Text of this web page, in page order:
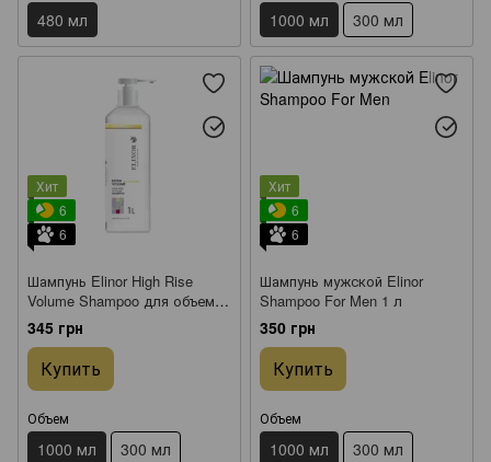
480 мл 1000 мл 300 мл
Хит
6
6
Шампунь Elinor High Rise
Volume Shampoo для объема
1 л
345 грн
Купить
Объем
1000 мл 300 мл
Хит
6
6
Шампунь мужской Elinor
Shampoo For Men 1 л
350 грн
Купить
Объем
1000 мл 300 мл